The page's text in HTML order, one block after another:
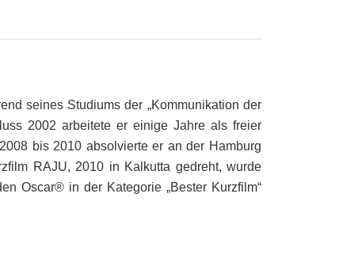
seines Studiums der „Kommunikation der
2002 arbeitete er einige Jahre als freier
bis 2010 absolvierte er an der Hamburg
RAJU, 2010 in Kalkutta gedreht, wurde
Oscar® in der Kategorie „Bester Kurzfilm“